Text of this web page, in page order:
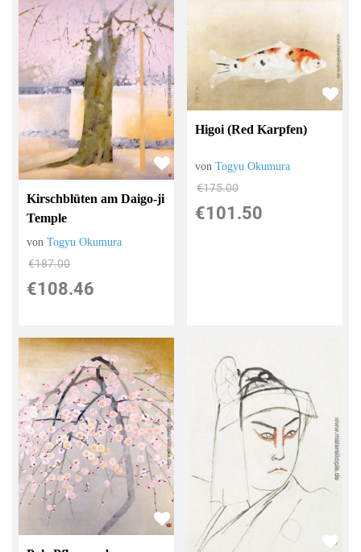
Kirschblüten am Daigo-ji
Temple
vonTogyu Okumura
€187.00
€108.46
Higoi (Red Karpfen)
vonTogyu Okumura
€175.00
€101.50